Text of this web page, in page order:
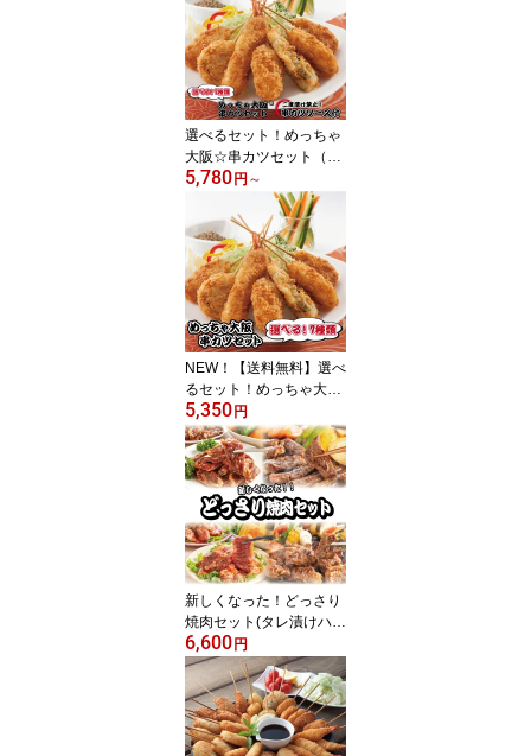
選べるセット！めっちゃ
大阪☆串カツセット（7
種合計35本+ソース付
き）(串揚げ)【送料無
料】串カツ 串カツセット
冷凍 パーティー 宅飲み
贈答 ギフト プレゼント
お歳暮 お中元
5,780 円 ～
NEW！【送料無料】選べ
るセット！めっちゃ大阪
☆串カツセットchoice35
（7種合計35本）(串揚
げ)【あす楽】【RCP】
串カツ 串揚げ 串カツセ
ット 串かつ 冷凍 パーテ
ィー 宅飲み 贈答 ギフト
プレゼント お歳暮 お中
元
5,350 円
新しくなった！どっさり
焼肉セット(タレ漬けハラ
ミ・中落ちカルビタレ漬
け 合計1.8kg) ⇒【送料無
料】ギフト プレゼントに
もどうぞ お中元 お歳暮
6,600 円